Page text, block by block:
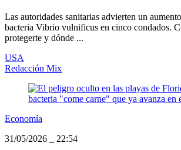
Las autoridades sanitarias advierten un
bacteria Vibrio vulnificus en cinco condados.
protegerte y dónde ...
USA
Redacción Mix
Economía
31/05/2026
22:54